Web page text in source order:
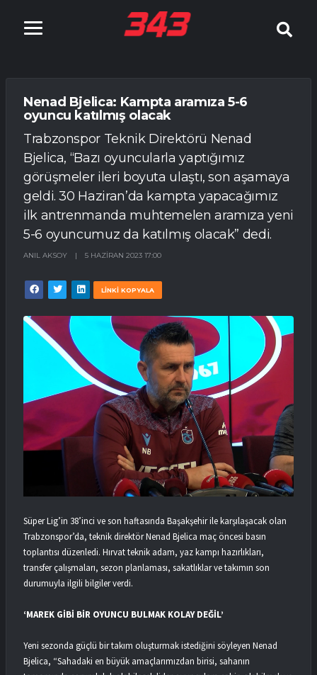
Nenad Bjelica: Kampta aramıza 5-6
oyuncu katılmış olacak
Trabzonspor Teknik Direktörü Nenad
Bjelica, “Bazı oyuncularla yaptığımız
görüşmeler ileri boyuta ulaştı, son aşamaya
geldi. 30 Haziran’da kampta yapacağımız
ilk antrenmanda muhtemelen aramıza yeni
5-6 oyuncumuz da katılmış olacak” dedi.
ANIL AKSOY | 5 HAZIRAN 2023 17:00
LİNKİ KOPYALA
Süper Lig’in 38’inci ve son haftasında Başakşehir ile karşılaşacak olan
Trabzonspor’da, teknik direktör Nenad Bjelica maç öncesi basın
toplantısı düzenledi. Hırvat teknik adam, yaz kampı hazırlıkları,
transfer çalışmaları, sezon planlaması, sakatlıklar ve takımın son
durumuyla ilgili bilgiler verdi.
‘MAREK GİBİ BİR OYUNCU BULMAK KOLAY DEĞİL’
Yeni sezonda güçlü bir takım oluşturmak istediğini söyleyen Nenad
Bjelica, “Sahadaki en büyük amaçlarımızdan birisi, sahanın